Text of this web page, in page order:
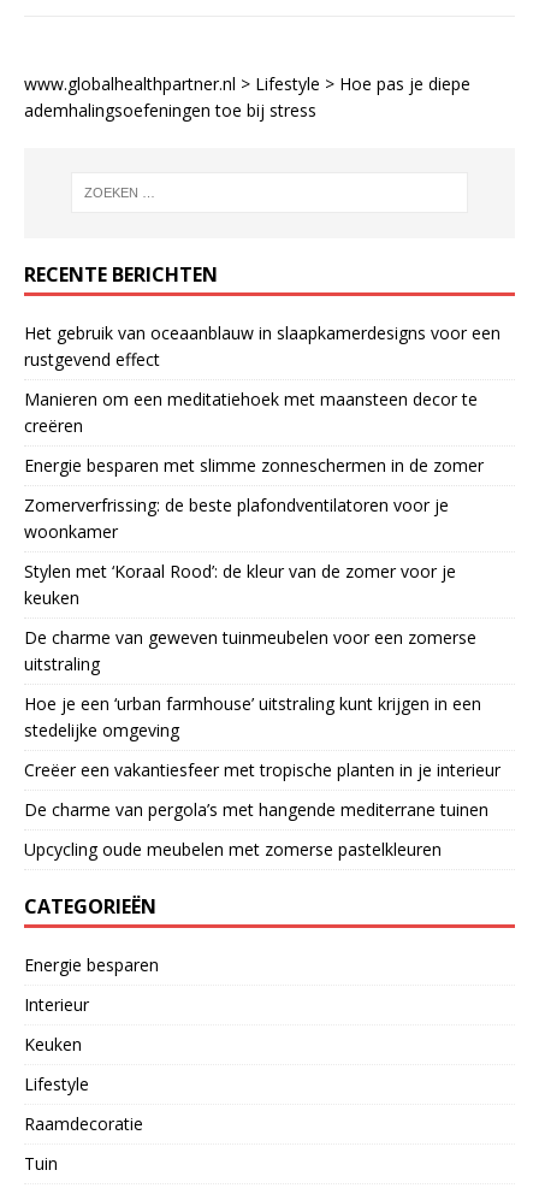
www.globalhealthpartner.nl > Lifestyle > Hoe pas je diepe
ademhalingsoefeningen toe bij stress
RECENTE BERICHTEN
Het gebruik van oceaanblauw in slaapkamerdesigns voor een
rustgevend effect
Manieren om een meditatiehoek met maansteen decor te
creëren
Energie besparen met slimme zonneschermen in de zomer
Zomerverfrissing: de beste plafondventilatoren voor je
woonkamer
Stylen met ‘Koraal Rood’: de kleur van de zomer voor je
keuken
De charme van geweven tuinmeubelen voor een zomerse
uitstraling
Hoe je een ‘urban farmhouse’ uitstraling kunt krijgen in een
stedelijke omgeving
Creëer een vakantiesfeer met tropische planten in je interieur
De charme van pergola’s met hangende mediterrane tuinen
Upcycling oude meubelen met zomerse pastelkleuren
CATEGORIEËN
Energie besparen
Interieur
Keuken
Lifestyle
Raamdecoratie
Tuin